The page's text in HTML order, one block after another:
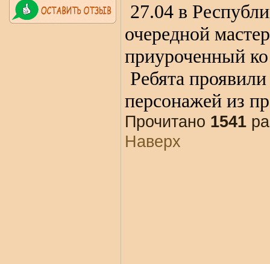
27.04 в
очередной
приуроченный
Ребята
персонажей из
Прочитано 1541
Наверх